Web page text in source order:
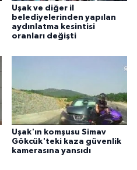
Uşak ve diğer il
belediyelerinden yapılan
aydınlatma kesintisi
oranları değişti
Uşak'ın komşusu Simav
Gökcük'teki kaza güvenlik
kamerasına yansıdı